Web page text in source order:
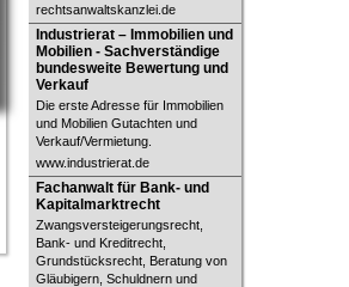
rechtsanwaltskanzlei.de
Industrierat – Immobilien und
Mobilien - Sachverständige
bundesweite Bewertung und Verkauf
Industrierat – Immobilien und
Mobilien - Sachverständige
bundesweite Bewertung und
Verkauf
Die erste Adresse für Immobilien
und Mobilien Gutachten und
Verkauf/Vermietung.
www.industrierat.de
Fachanwalt für Bank- und
Kapitalmarktrecht
Fachanwalt für Bank- und
Kapitalmarktrecht
Zwangsversteigerungsrecht,
Bank- und Kreditrecht,
Grundstücksrecht, Beratung von
Gläubigern, Schuldnern und